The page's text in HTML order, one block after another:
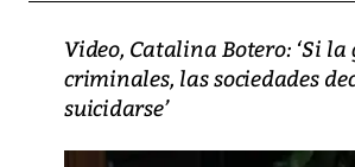
Video, Catalina Botero: ‘Si la
criminales, las sociedades
suicidarse’